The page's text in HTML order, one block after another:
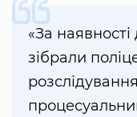
«За наявності
зібрали